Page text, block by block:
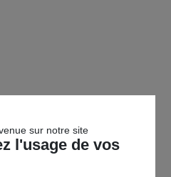
sur notre site
l'usage de vos